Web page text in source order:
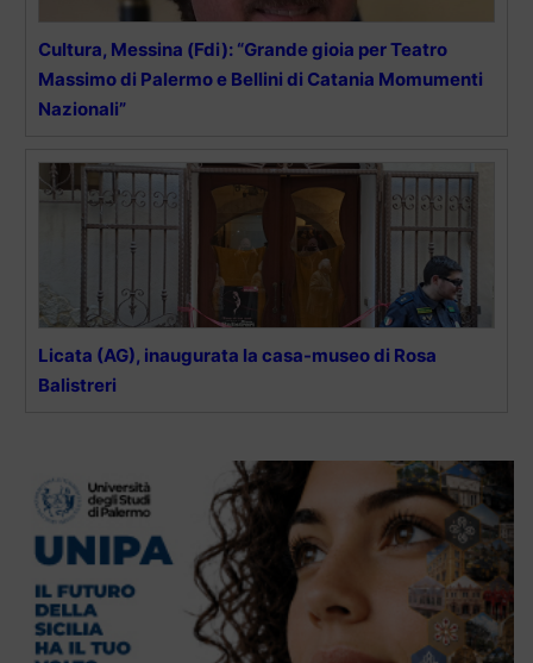
Cultura, Messina (Fdi): “Grande gioia per Teatro
Massimo di Palermo e Bellini di Catania Momumenti
Nazionali”
Licata (AG), inaugurata la casa-museo di Rosa
Balistreri